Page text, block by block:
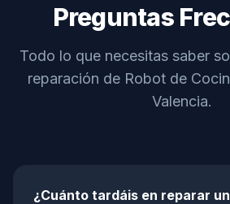
Preguntas
Todo lo que necesitas saber
reparación de Robot de
Valencia.
¿Cuánto tardáis en reparar